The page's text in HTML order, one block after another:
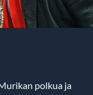
polkua ja